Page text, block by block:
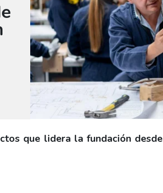
que lidera la fundación desde